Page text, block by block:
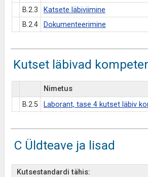
B.2.3
Katsete läbiviimine
B.2.4
Dokumenteerimine
Kutset läbivad
Nimetus
B.2.5
Laborant, tase 4 kutset läbiv
C Üldteave ja lisad
Kutsestandardi tähis: